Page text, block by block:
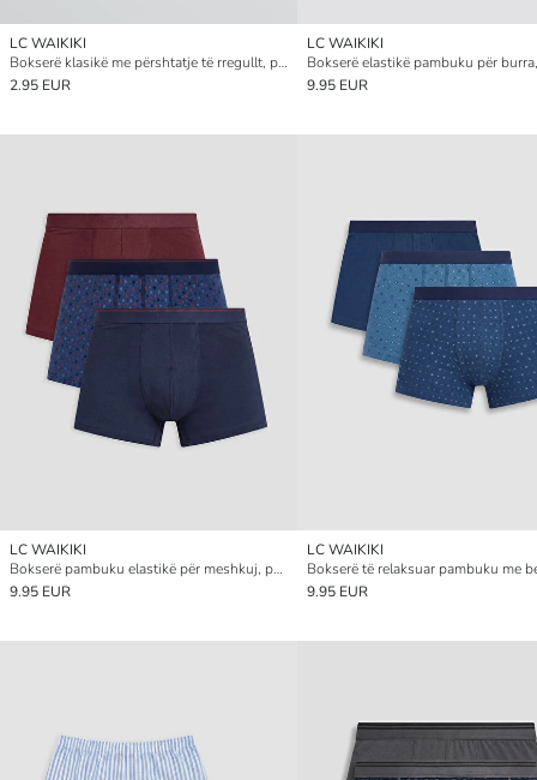
LC WAIKIKI
Bokserë klasikë me përshtatje të rregullt, pambuk elastik për burra
2.95 EUR
LC WAIKIKI
9.95 EUR
LC WAIKIKI
Bokserë pambuku elastikë për meshkuj, paketim 3-copësh
9.95 EUR
LC WAIKIKI
9.95 EUR